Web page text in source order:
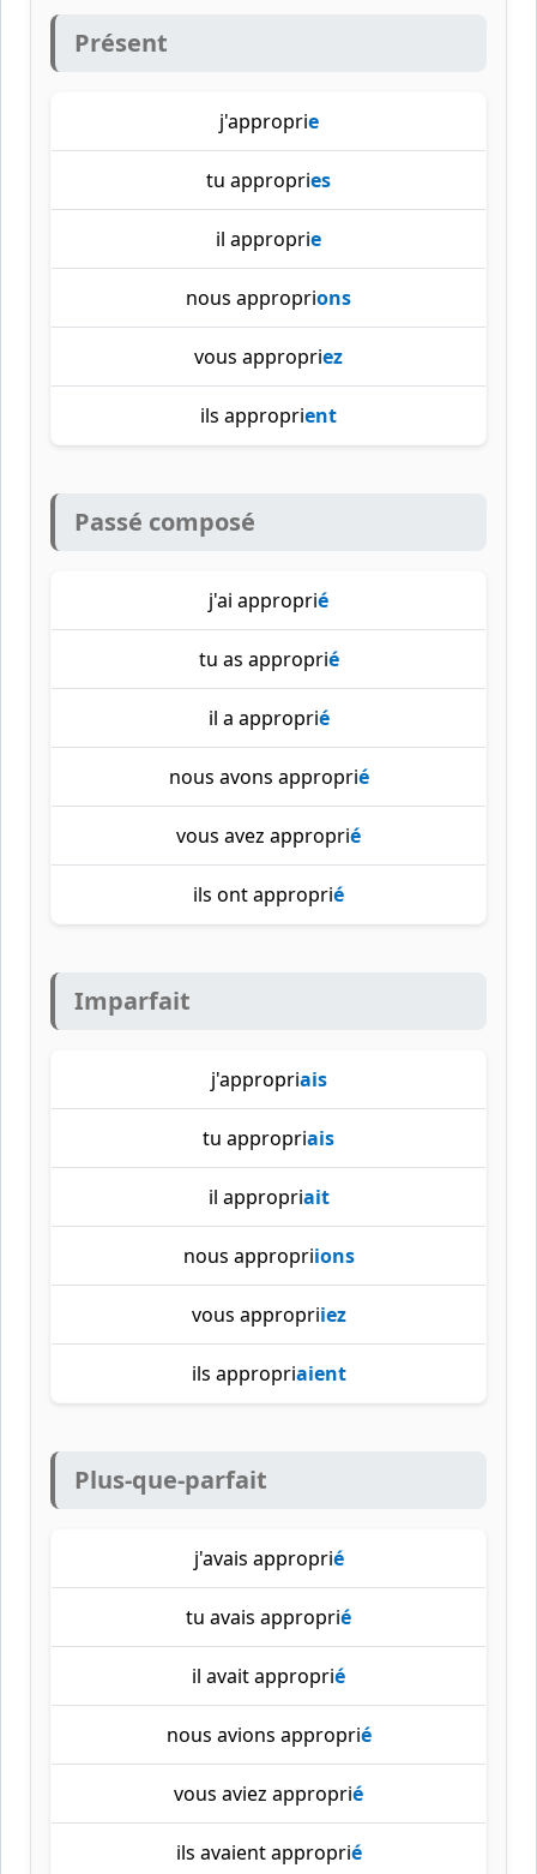
Présent
j'approprie
tu appropries
il approprie
nous approprions
vous appropriez
ils approprient
Passé composé
j'ai approprié
tu as approprié
il a approprié
nous avons approprié
vous avez approprié
ils ont approprié
Imparfait
j'appropriais
tu appropriais
il appropriait
nous appropriions
vous appropriiez
ils appropriaient
Plus-que-parfait
j'avais approprié
tu avais approprié
il avait approprié
nous avions approprié
vous aviez approprié
ils avaient approprié